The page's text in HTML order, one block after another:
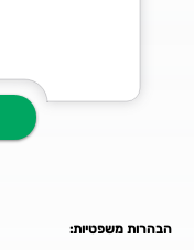
הבהרות משפטיות: